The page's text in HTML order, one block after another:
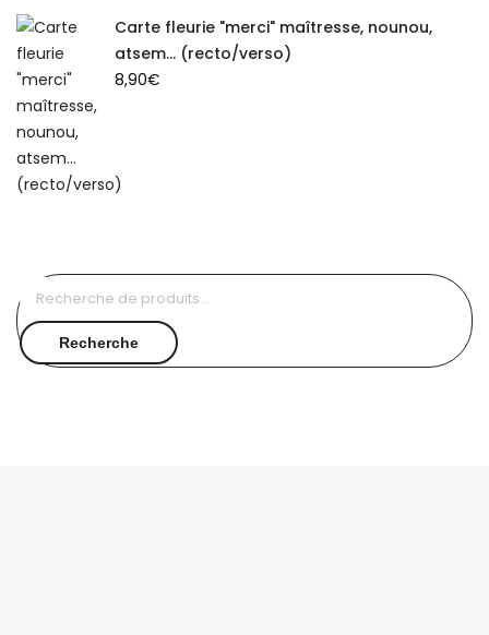
Carte fleurie "merci" maîtresse, nounou,
atsem... (recto/verso)
8,90€
Recherche